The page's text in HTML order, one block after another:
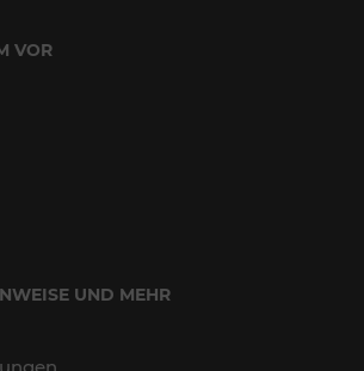
VOR
UND MEHR